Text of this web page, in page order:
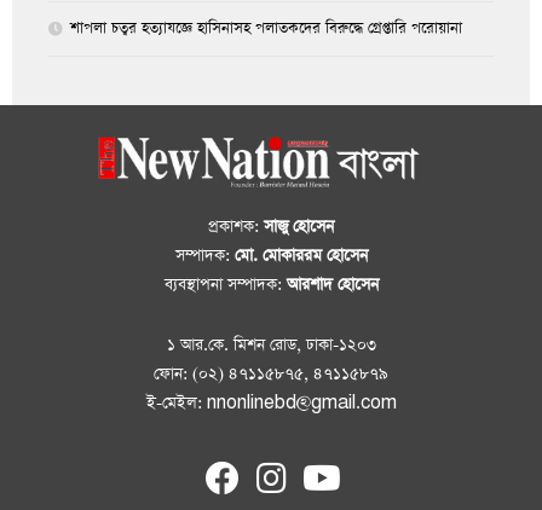
শাপলা চত্বর হত্যাযজ্ঞে হাসিনাসহ পলাতকদের বিরুদ্ধে গ্রেপ্তারি পরোয়ানা
প্রকাশক:সাজু হোসেন
সম্পাদক: মো. মোকাররম হোসেন
ব্যবস্থাপনা সম্পাদক:আরশাদ হোসেন
১ আর.কে. মিশন রোড, ঢাকা-১২০৩
ফোন: (০২) ৪৭১১৫৮৭৫, ৪৭১১৫৮৭৯
ই-মেইল: nnonlinebd@gmail.com
fab
fa-
fab
fa-
fab
fa-